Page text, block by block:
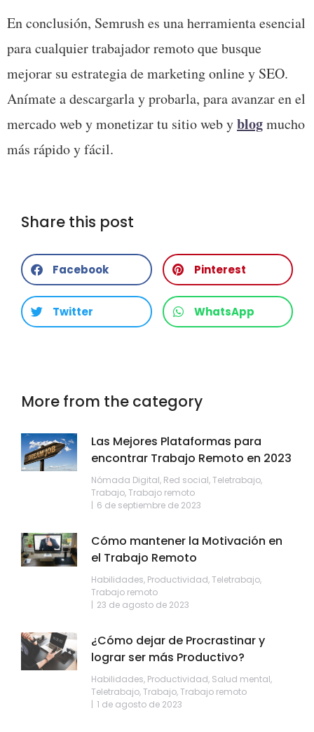
En conclusión, Semrush es una herramienta esencial
para cualquier trabajador remoto que busque
mejorar su estrategia de marketing online y SEO.
Anímate a descargarla y probarla, para avanzar en el
mercado web y monetizar tu sitio web y blog mucho
más rápido y fácil.
Share this post
Facebook Pinterest
Twitter WhatsApp
More from the category
Las Mejores Plataformas para
encontrar Trabajo Remoto en 2023
Nómada Digital, Red social,Teletrabajo,
Trabajo,Trabajo remoto
6 de septiembre de 2023
Cómo mantener la Motivación en
el Trabajo Remoto
Habilidades, Productividad,Teletrabajo,
Trabajo remoto
23 de agosto de 2023
¿Cómo dejar de Procrastinar y
lograr ser más Productivo?
Habilidades, Productividad, Salud mental,
Teletrabajo,Trabajo,Trabajo remoto
1 de agosto de 2023